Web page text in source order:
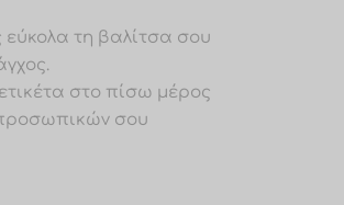
εύκολα τη βαλίτσα σου
στο πίσω μέρος
σου